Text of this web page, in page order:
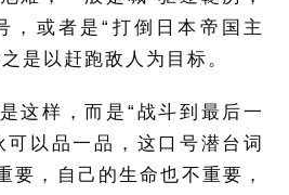
，或者是“打倒日本帝国主
是以赶跑敌人为目标。
这样，而是“战斗到最后一
可以品一品，这口号潜台词
要，自己的生命也不重要，